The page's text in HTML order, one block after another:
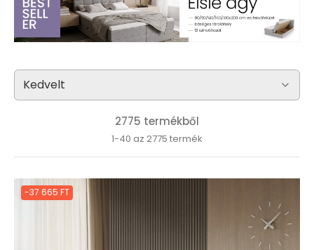
2775 termékből
1-40 az 2775 termék
-37 665 FT